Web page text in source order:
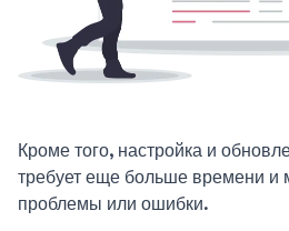
Кроме того, настройка и
требует еще больше времени и
проблемы или ошибки.